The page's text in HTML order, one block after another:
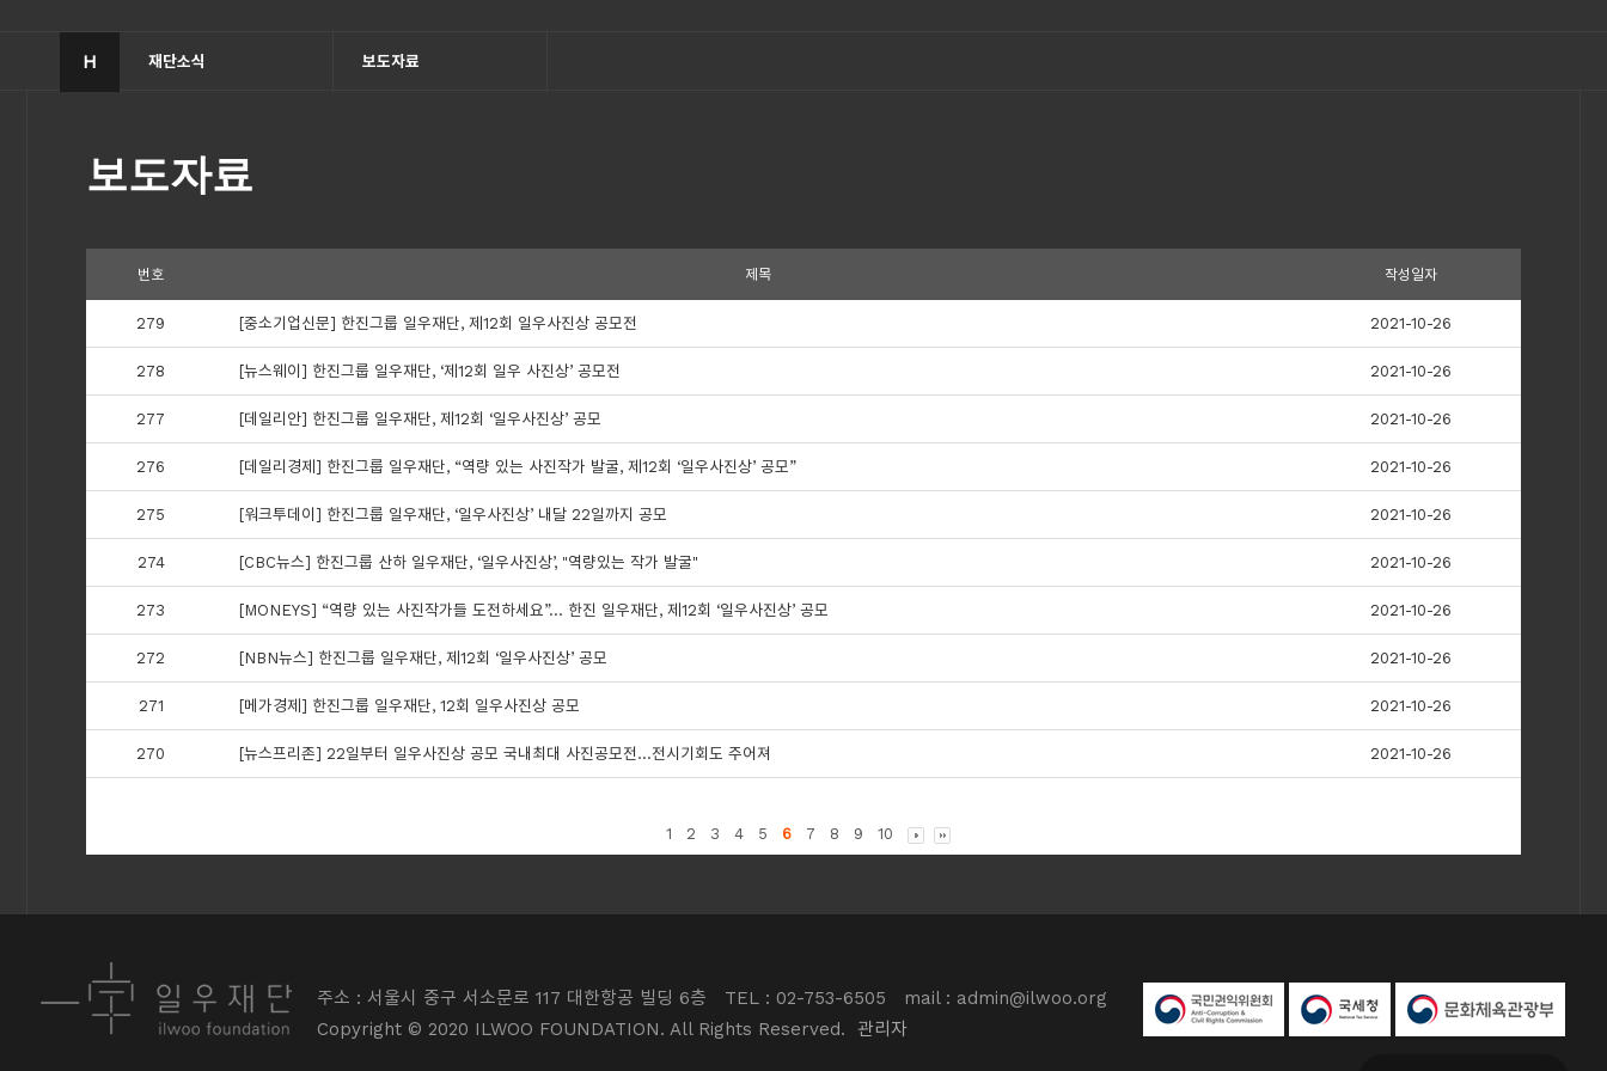
H 재단소식 보도자료
보도자료
번호 제목 작성일자
279 [중소기업신문] 한진그룹 일우재단, 제12회 일우사진상 공모전 2021-10-26
278 [뉴스웨이] 한진그룹 일우재단, ‘제12회 일우 사진상’ 공모전 2021-10-26
277 [데일리안] 한진그룹 일우재단, 제12회 ‘일우사진상’ 공모 2021-10-26
276 [데일리경제] 한진그룹 일우재단, “역량 있는 사진작가 발굴, 제12회 ‘일우사진상’ 공모” 2021-10-26
275 [워크투데이] 한진그룹 일우재단, ‘일우사진상’ 내달 22일까지 공모 2021-10-26
274 [CBC뉴스] 한진그룹 산하 일우재단, ‘일우사진상’, "역량있는 작가 발굴" 2021-10-26
273 [MONEYS] “역량 있는 사진작가들 도전하세요”… 한진 일우재단, 제12회 ‘일우사진상’ 공모 2021-10-26
272 [NBN뉴스] 한진그룹 일우재단, 제12회 ‘일우사진상’ 공모 2021-10-26
271 [메가경제] 한진그룹 일우재단, 12회 일우사진상 공모 2021-10-26
270 [뉴스프리존] 22일부터 일우사진상 공모 국내최대 사진공모전...전시기회도 주어져 2021-10-26
1 2 3 4 5 6 7 8 9 10
주소 : 서울시 중구 서소문로 117 대한항공 빌딩 6층 TEL : 02-753-6505
mail : admin@ilwoo.org
Copyright © 2020 ILWOO FOUNDATION. All Rights Reserved.
관리자